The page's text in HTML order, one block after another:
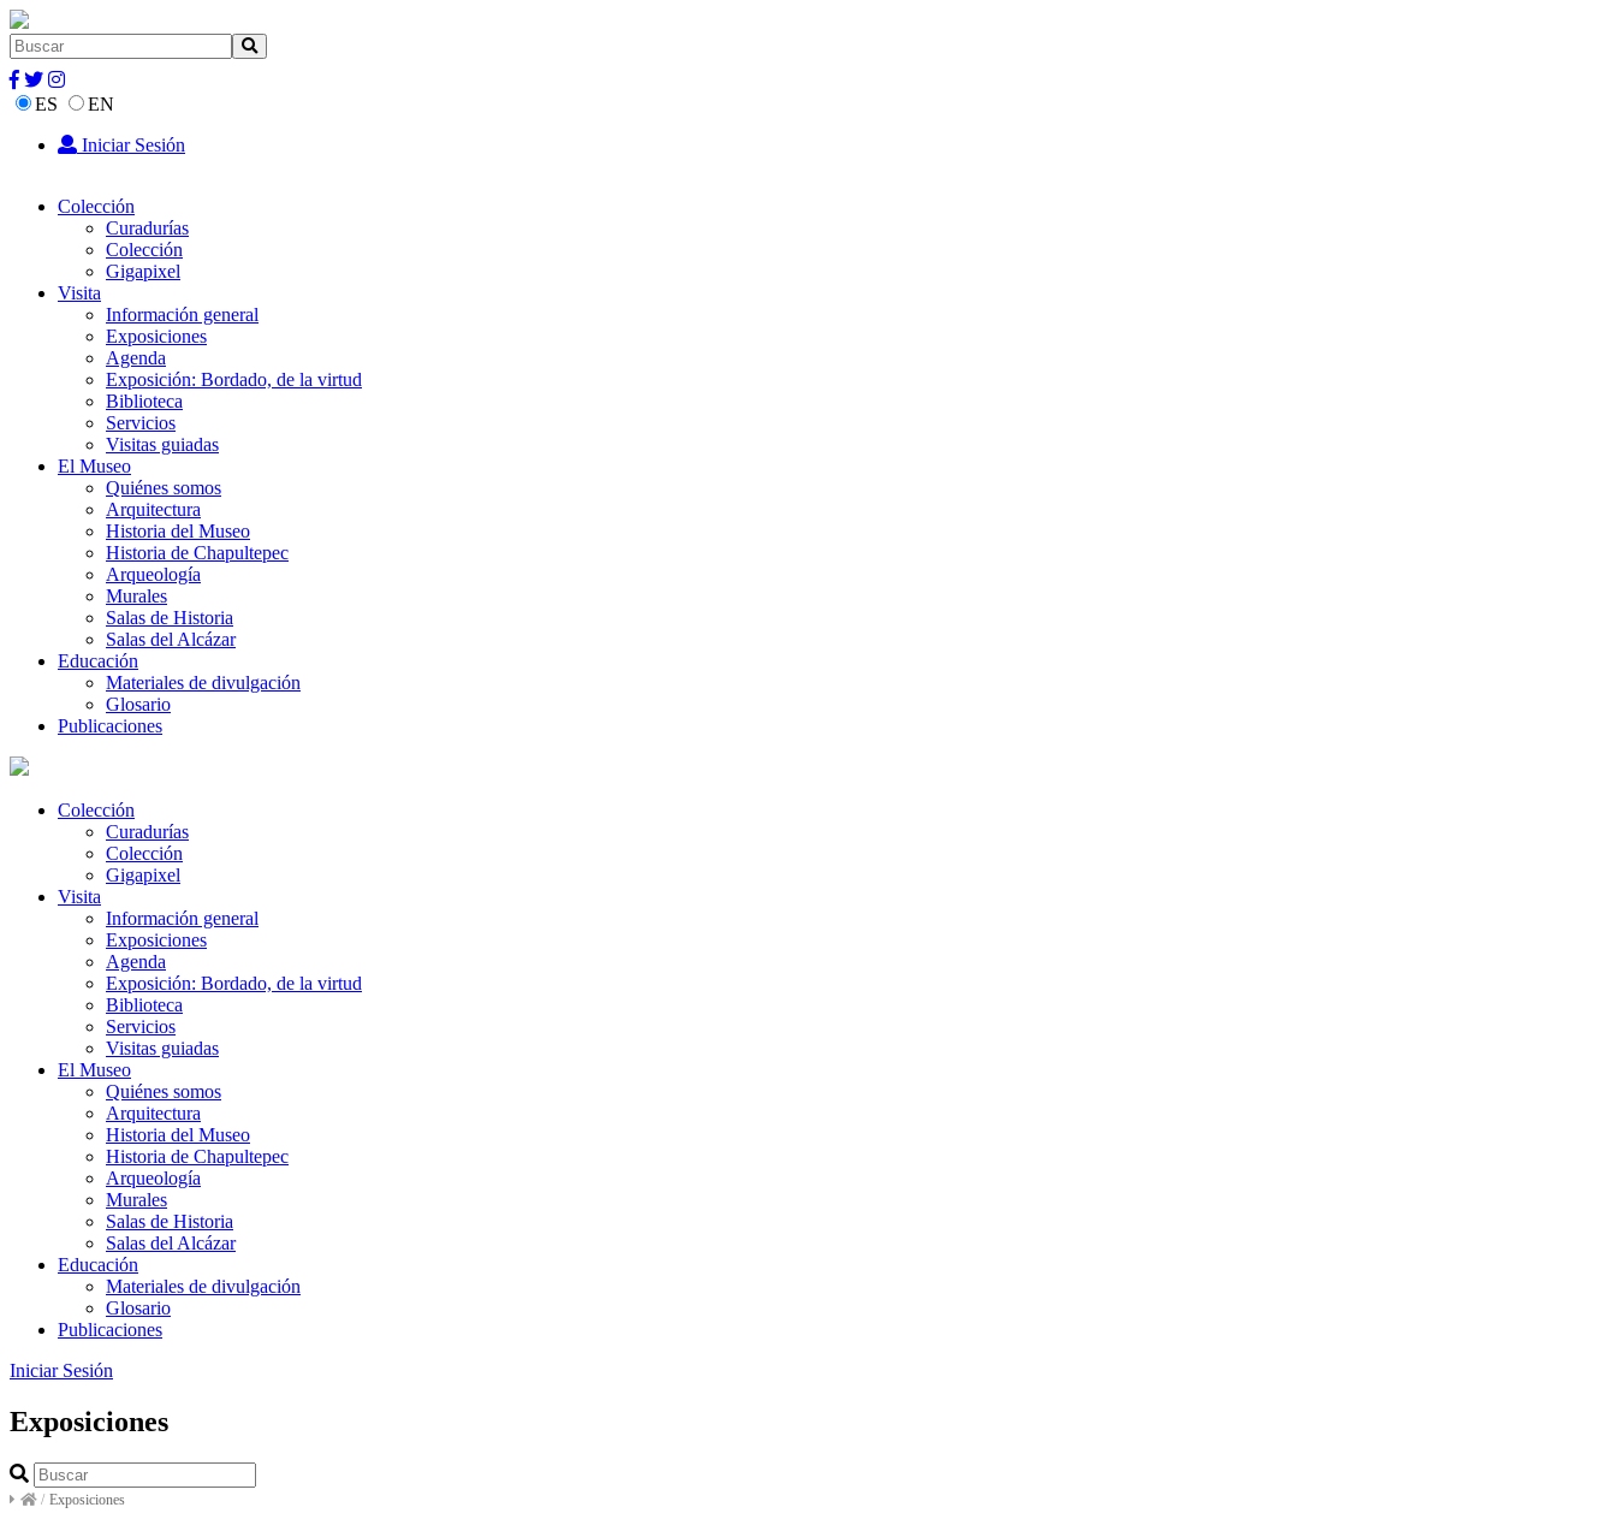
ES
EN
Iniciar Sesión
Colección
Curadurías
Colección
Gigapixel
Visita
Información general
Exposiciones
Agenda
Exposición: Bordado, de la virtud
Biblioteca
Servicios
Visitas guiadas
El Museo
Quiénes somos
Arquitectura
Historia del Museo
Historia de Chapultepec
Arqueología
Murales
Salas de Historia
Salas del Alcázar
Educación
Materiales de divulgación
Glosario
Publicaciones
Colección
Curadurías
Colección
Gigapixel
Visita
Información general
Exposiciones
Agenda
Exposición: Bordado, de la virtud
Biblioteca
Servicios
Visitas guiadas
El Museo
Quiénes somos
Arquitectura
Historia del Museo
Historia de Chapultepec
Arqueología
Murales
Salas de Historia
Salas del Alcázar
Educación
Materiales de divulgación
Glosario
Publicaciones
Iniciar Sesión
Exposiciones
/ Exposiciones